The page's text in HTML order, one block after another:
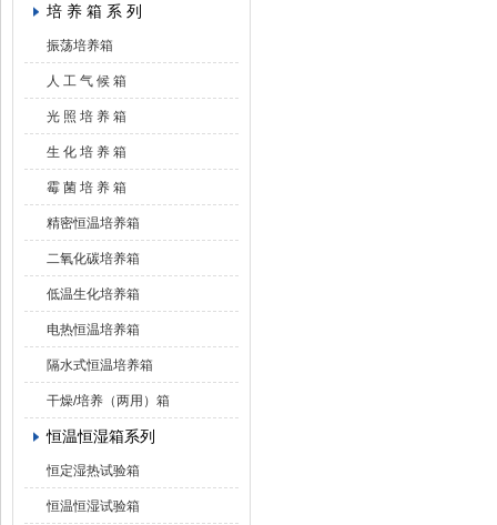
培 养 箱 系 列
振荡培养箱
人 工 气 候 箱
光 照 培 养 箱
生 化 培 养 箱
霉 菌 培 养 箱
精密恒温培养箱
二氧化碳培养箱
低温生化培养箱
电热恒温培养箱
隔水式恒温培养箱
干燥/培养（两用）箱
恒温恒湿箱系列
恒定湿热试验箱
恒温恒湿试验箱